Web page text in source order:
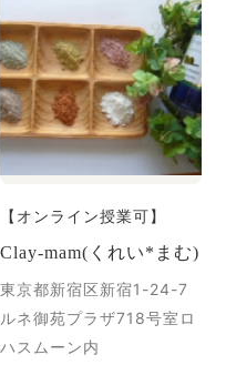
【オンライン授業可】
Clay-mam(くれい*まむ)
東京都新宿区新宿1-24-7
ルネ御苑プラザ718号室ロ
ハスムーン内